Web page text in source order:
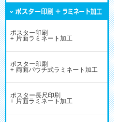
ポスター印刷
+ 片面ラミネート加工
ポスター印刷
+ 両面パウチ式ラミネート加工
ポスター長尺印刷
+ 片面ラミネート加工